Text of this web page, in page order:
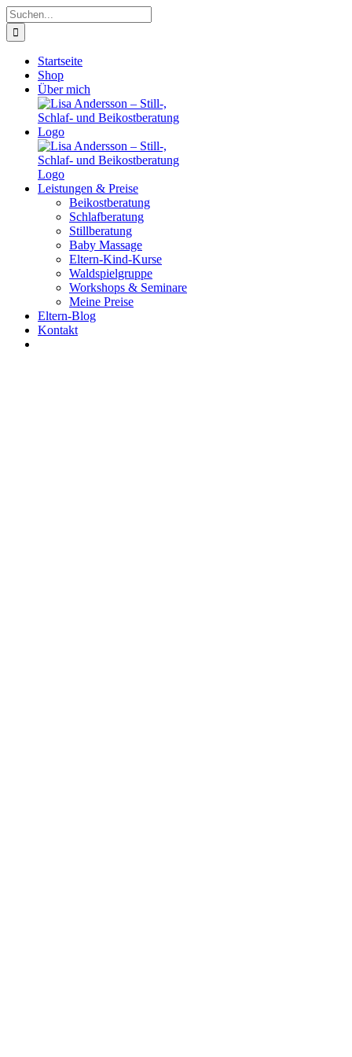
Zum
Inhalt
springen
Suche
nach:
Startseite
Shop
Über mich
Leistungen & Preise
Beikostberatung
Schlafberatung
Stillberatung
Baby Massage
Eltern-Kind-Kurse
Waldspielgruppe
Workshops & Seminare
Meine Preise
Eltern-Blog
Kontakt